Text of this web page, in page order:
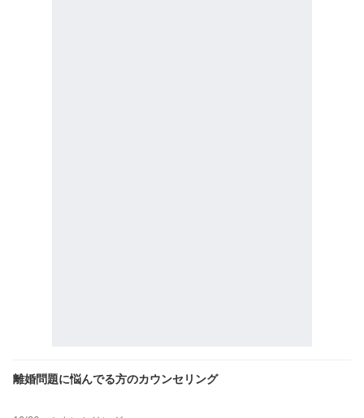
離婚問題に悩んでる方のカウンセリング